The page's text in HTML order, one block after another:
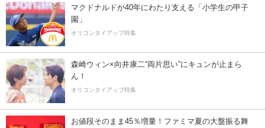
マクドナルドが40年にわたり支える「小学生の甲子
園」
オリコンタイアップ特集
森崎ウィン×向井康二“両片思い”にキュンが止まら
ん！
オリコンタイアップ特集
お値段そのまま45％増量！ファミマ夏の大盤振る舞